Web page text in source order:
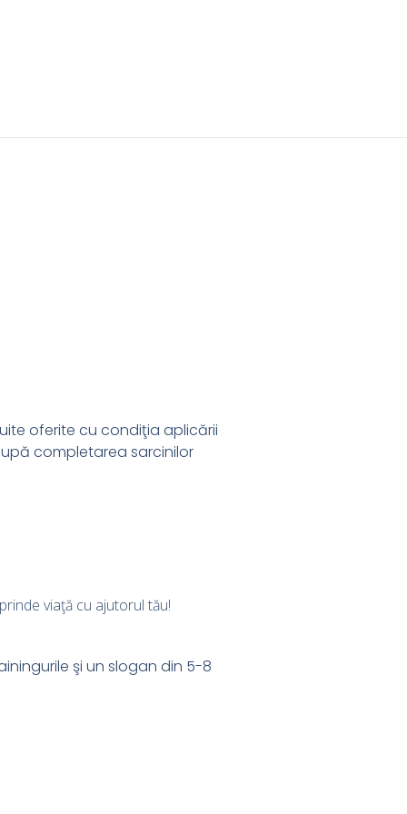
oferite cu condiţia aplicării
completarea sarcinilor
viaţă cu ajutorul tău!
şi un slogan din 5-8